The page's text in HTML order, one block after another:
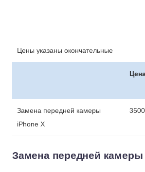
Цены указаны окончательные
Замена передней камеры
iPhone X
3500
Замена передней камеры